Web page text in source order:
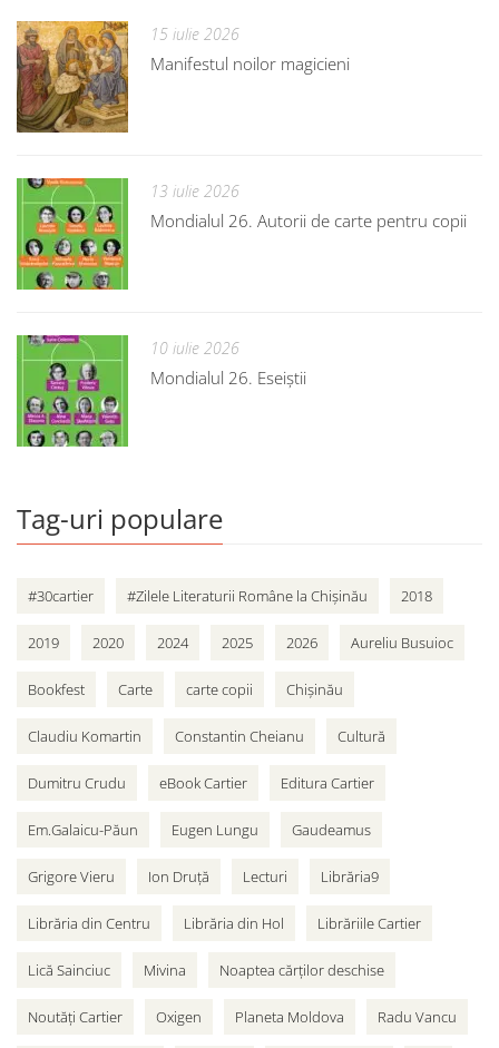
15 iulie 2026
Manifestul noilor magicieni
13 iulie 2026
Mondialul 26. Autorii de carte pentru copii
10 iulie 2026
Mondialul 26. Eseiștii
Tag-uri populare
#30cartier #Zilele Literaturii Române la Chișinău 2018
2019 2020 2024 2025 2026 Aureliu Busuioc
Bookfest Carte carte copii Chișinău
Claudiu Komartin Constantin Cheianu Cultură
Dumitru Crudu eBook Cartier Editura Cartier
Em.Galaicu-Păun Eugen Lungu Gaudeamus
Grigore Vieru Ion Druță Lecturi Librăria9
Librăria din Centru Librăria din Hol Librăriile Cartier
Lică Sainciuc Mivina Noaptea cărților deschise
Noutăți Cartier Oxigen Planeta Moldova Radu Vancu